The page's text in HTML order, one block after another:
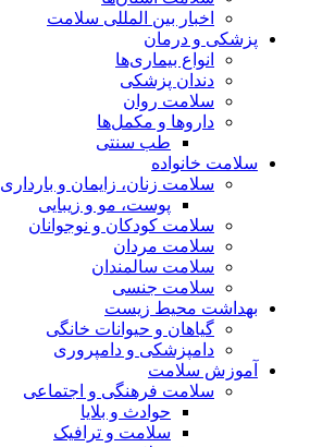
اخبار بین المللی سلامت
پزشکی و درمان
انواع بیماری‌ها
دندان پزشکی
سلامت روان
داروها و مکمل‌ها
طب سنتی
سلامت خانواده
سلامت زنان، زایمان و بارداری
پوست، مو و زیبایی
سلامت کودکان و نوجوانان
سلامت مردان
سلامت سالمندان
سلامت جنسی
بهداشت محیط زیست
گیاهان و حیوانات خانگی
دامپزشکی و دامپروری
آموزش سلامت
سلامت فرهنگی و اجتماعی
حوادث و بلایا
سلامت و ترافیک